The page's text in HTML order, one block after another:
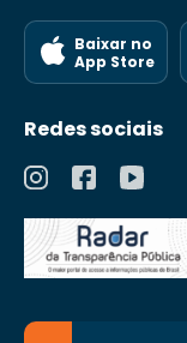
Baixar no
App Store
Redes sociais